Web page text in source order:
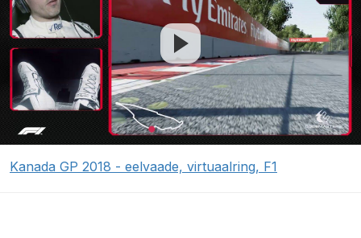
Kanada GP 2018 - eelvaade, virtuaalring, F1